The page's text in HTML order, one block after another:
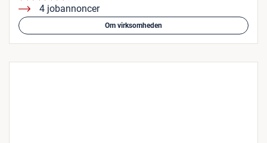
4 jobannoncer
Om virksomheden